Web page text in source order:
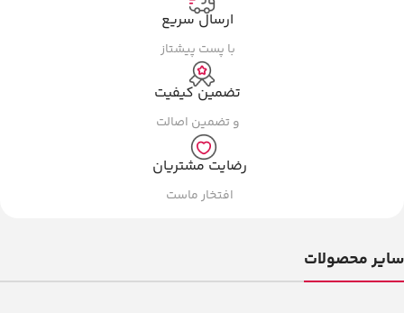
ارسال سریع
با پست پیشتاز
تضمین کیفیت
و تضمین اصالت
رضایت مشتریان
افتخار ماست
سایر محصولات